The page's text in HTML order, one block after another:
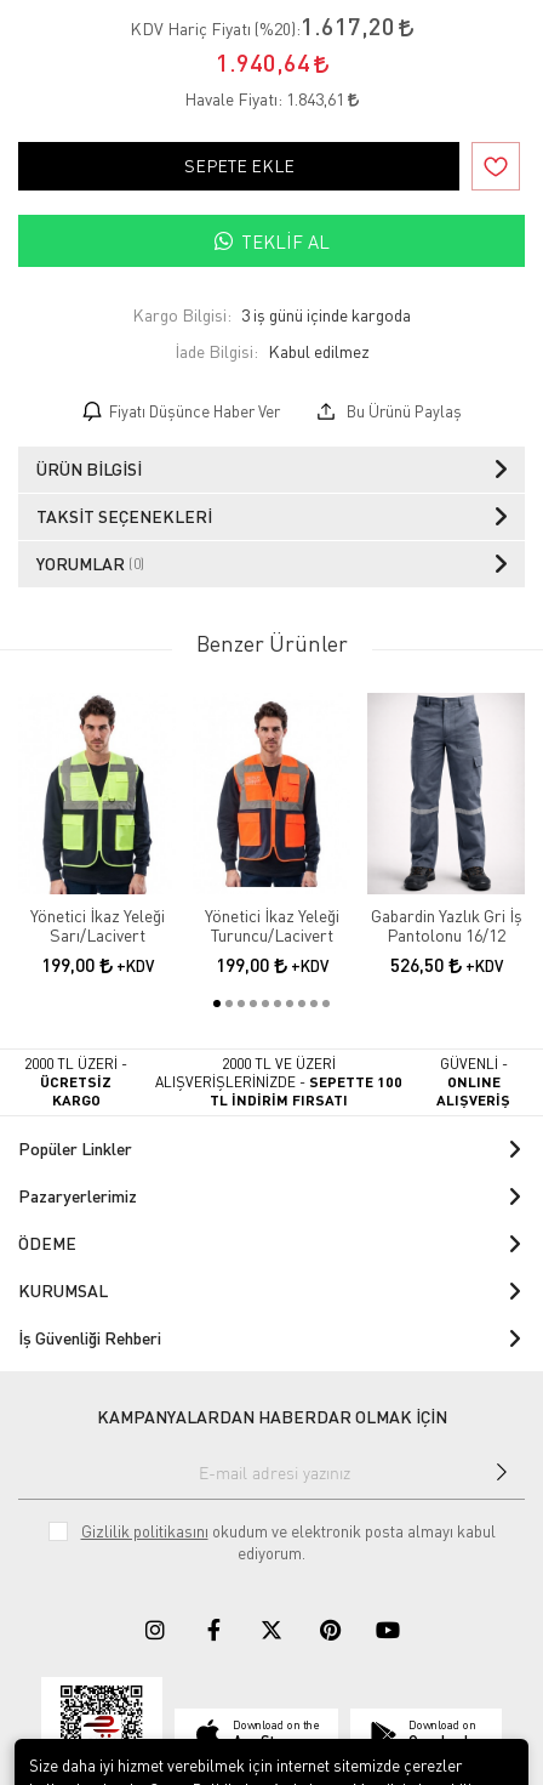
KDV Hariç Fiyatı (%20):1.617,20
1.940,64
Havale Fiyatı: 1.843,61
SEPETE EKLE
TEKLIF AL
Kargo Bilgisi: 3 iş günü içinde kargoda
İade Bilgisi:
Fiyatı Düşünce Haber Ver Bu Ürünü Paylaş
ÜRÜN BILGISI
TAKSIT SEÇENEKLERI
YORUMLAR (0)
Benzer Ürünler
Yönetici İkaz Yeleği
Sarı/Lacivert
199,00 +KDV
Yönetici İkaz Yeleği
Turuncu/Lacivert
199,00 +KDV
Gabardin Yazlık Gri İş
Pantolonu 16/12
526,50 +KDV
2000 TL ÜZERİ -
ÜCRETSİZ
KARGO
2000 TL VE ÜZERİ
ALIŞVERİŞLERİNİZDE -SEPETTE 100
TL İNDİRİM FIRSATI
GÜVENLİ -
ONLINE
ALIŞVERİŞ
Popüler Linkler
Pazaryerlerimiz
ÖDEME
KURUMSAL
İş Güvenliği Rehberi
KAMPANYALARDAN HABERDAR OLMAK İÇİN
Gizlilik politikasını okudum ve elektronik posta almayı kabul
ediyorum.
Download on the
App Store
Download on
Google play
Size daha iyi hizmet verebilmek için internet sitemizde çerezler